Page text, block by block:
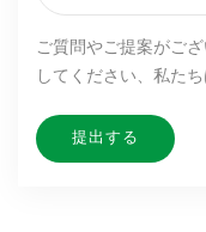
ご質問やご提案がご
してください、私た